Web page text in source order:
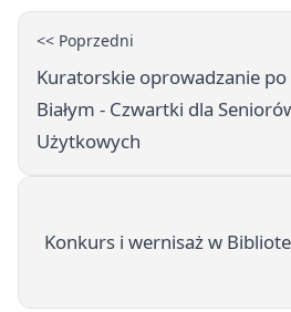
<< Poprzedni
Kuratorskie oprowadzanie
Białym - Czwartki dla
Użytkowych
Konkurs i wernisaż w